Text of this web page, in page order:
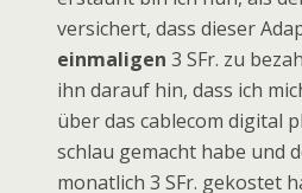
versichert, dass dieser
einmaligen 3 SFr. zu
ihn darauf hin, dass ich
über das cablecom digital
schlau gemacht habe und
monatlich 3 SFr. gekostet